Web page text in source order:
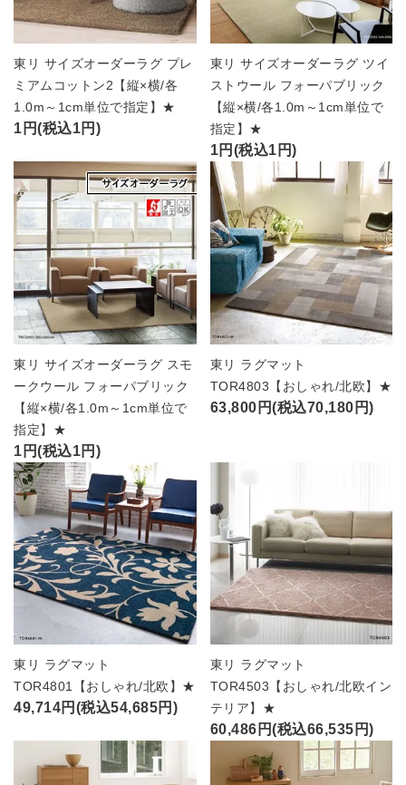
東リ サイズオーダーラグ プレ
ミアムコットン2【縦×横/各
1.0m～1cm単位で指定】★
1円(税込1円)
東リ サイズオーダーラグ ツイ
ストウール フォーパブリック
【縦×横/各1.0m～1cm単位で
指定】★
1円(税込1円)
東リ サイズオーダーラグ スモ
ークウール フォーパブリック
【縦×横/各1.0m～1cm単位で
指定】★
1円(税込1円)
東リ ラグマット
TOR4803【おしゃれ/北欧】★
63,800円(税込70,180円)
東リ ラグマット
TOR4801【おしゃれ/北欧】★
49,714円(税込54,685円)
東リ ラグマット
TOR4503【おしゃれ/北欧イン
テリア】★
60,486円(税込66,535円)